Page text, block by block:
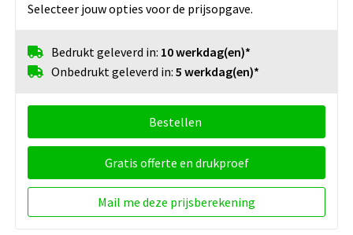
Selecteer jouw opties voor de prijsopgave.
Bedrukt geleverd in: 10 werkdag(en)*
Onbedrukt geleverd in: 5 werkdag(en)*
Bestellen
Gratis offerte en drukproef
Mail me deze prijsberekening